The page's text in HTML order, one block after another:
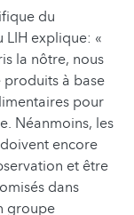
du
LIH explique: «
la nôtre, nous
à base
pour
Néanmoins, les
encore
et être
dans
groupe